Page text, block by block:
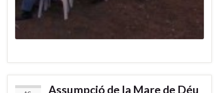
Assumpció de la Mare de Déu